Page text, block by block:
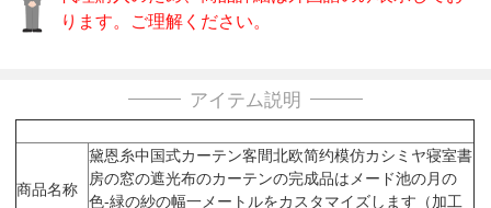
ります。ご理解ください。
アイテム説明
商品名称
黛恩糸中国式カーテン客間北欧简约模仿カシミヤ寝室書
房の窓の遮光布のカーテンの完成品はメード池の月の
色-緑の紗の幅一メートルをカスタマイズします（加工